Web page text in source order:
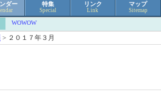
ダー 特集
Special
リンク
Link
マップ
Sitemap
WOWOW
> ２０１７年３月